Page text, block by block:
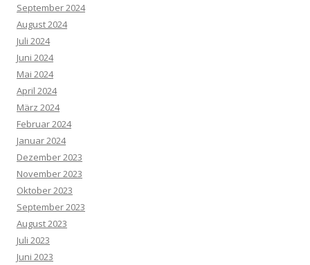
September 2024
August 2024
Juli 2024
Juni 2024
Mai 2024
April 2024
März 2024
Februar 2024
Januar 2024
Dezember 2023
November 2023
Oktober 2023
September 2023
August 2023
Juli 2023
Juni 2023